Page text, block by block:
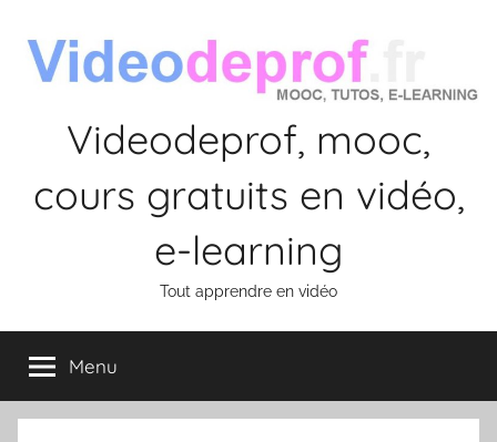
contenu
Videodeprof, mooc,
cours gratuits en vidéo,
e-learning
Tout apprendre en vidéo
Menu